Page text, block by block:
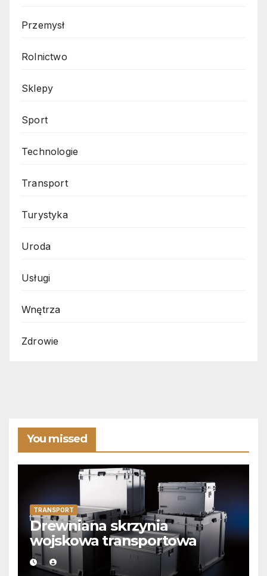
Przemysł
Rolnictwo
Sklepy
Sport
Technologie
Transport
Turystyka
Uroda
Usługi
Wnętrza
Zdrowie
You missed
TRANSPORT
Drewniana skrzynia
wojskowa transportowa